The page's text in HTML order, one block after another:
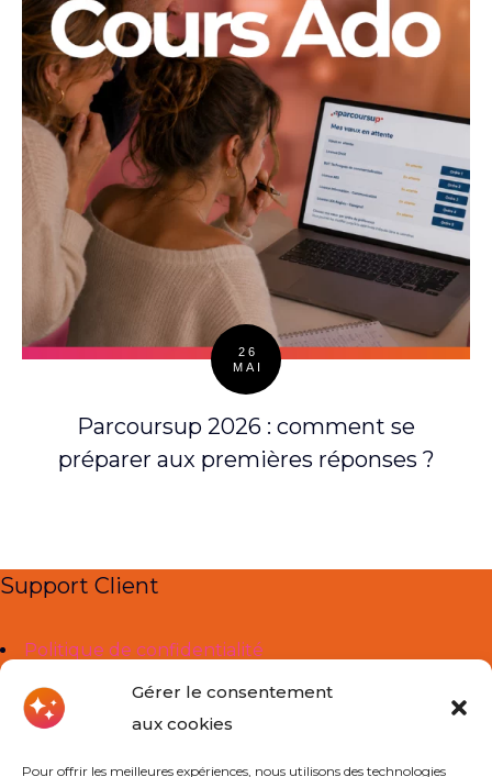
Gérer le consentement
aux cookies
Pour offrir les meilleures expériences, nous utilisons des technologies
26
MAI
Parcoursup 2026 : comment se
préparer aux premières réponses ?
Support Client
Politique de confidentialité
Mentions légales